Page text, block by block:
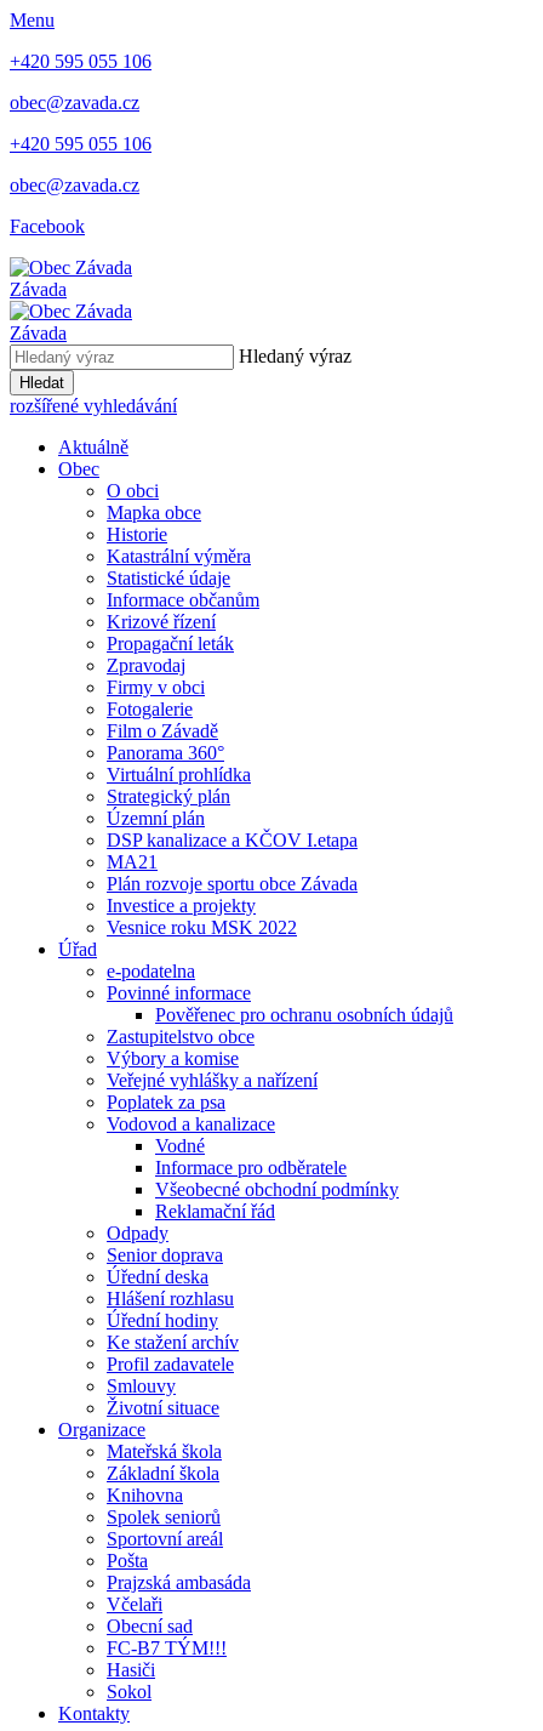
Menu
+420 595 055 106
obec@zavada.cz
+420 595 055 106
obec@zavada.cz
Facebook
Závada
Závada
Hledaný výraz
Hledat
rozšířené vyhledávání
Aktuálně
Obec
O obci
Mapka obce
Historie
Katastrální výměra
Statistické údaje
Informace občanům
Krizové řízení
Propagační leták
Zpravodaj
Firmy v obci
Fotogalerie
Film o Závadě
Panorama 360°
Virtuální prohlídka
Strategický plán
Územní plán
DSP kanalizace a KČOV I.etapa
MA21
Plán rozvoje sportu obce Závada
Investice a projekty
Vesnice roku MSK 2022
Úřad
e-podatelna
Povinné informace
Pověřenec pro ochranu osobních údajů
Zastupitelstvo obce
Výbory a komise
Veřejné vyhlášky a nařízení
Poplatek za psa
Vodovod a kanalizace
Vodné
Informace pro odběratele
Všeobecné obchodní podmínky
Reklamační řád
Odpady
Senior doprava
Úřední deska
Hlášení rozhlasu
Úřední hodiny
Ke stažení archív
Profil zadavatele
Smlouvy
Životní situace
Organizace
Mateřská škola
Základní škola
Knihovna
Spolek seniorů
Sportovní areál
Pošta
Prajzská ambasáda
Včelaři
Obecní sad
FC-B7 TÝM!!!
Hasiči
Sokol
Kontakty